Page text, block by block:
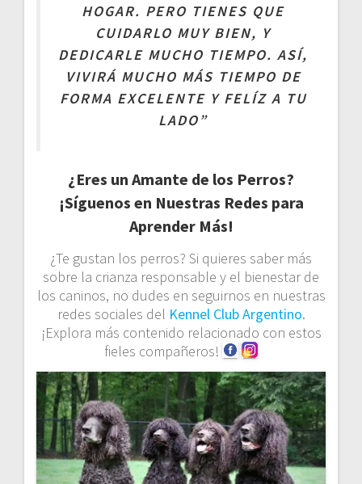
HOGAR. PERO TIENES QUE
CUIDARLO MUY BIEN, Y
DEDICARLE MUCHO TIEMPO. ASÍ,
VIVIRÁ MUCHO MÁS TIEMPO DE
FORMA EXCELENTE Y FELÍZ A TU
LADO”
¿Eres un Amante de los Perros?
¡Síguenos en Nuestras Redes para
Aprender Más!
¿Te gustan los perros? Si quieres saber más
sobre la crianza responsable y el bienestar de
los caninos, no dudes en seguirnos en nuestras
redes sociales del Kennel Club Argentino.
¡Explora más contenido relacionado con estos
fieles compañeros!